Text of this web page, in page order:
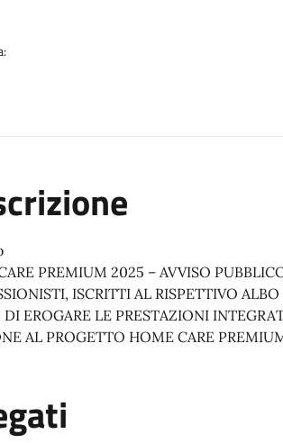
PREMIUM 2025 – AVVISO
ISCRITTI AL RISPETTIVO
EROGARE LE PRESTAZIONI
AL PROGETTO HOME CARE